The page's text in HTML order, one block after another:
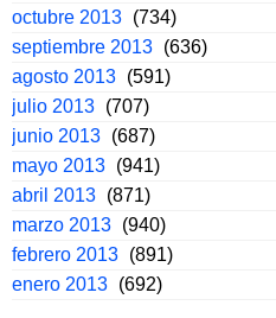
octubre 2013 (734)
septiembre 2013 (636)
agosto 2013 (591)
julio 2013 (707)
junio 2013 (687)
mayo 2013 (941)
abril 2013 (871)
marzo 2013 (940)
febrero 2013 (891)
enero 2013 (692)